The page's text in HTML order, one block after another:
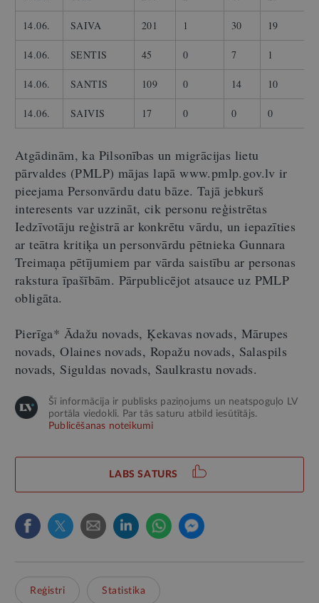
14.06. SAIVA 201 1 30 19
14.06. SENTIS 45 0 7 1
14.06. SANTIS 109 0 14 10
14.06. SAIVIS 17 0 0 0
Atgādinām, ka Pilsonības un migrācijas lietu
pārvaldes (PMLP) mājas lapā www.pmlp.gov.lv ir
pieejama Personvārdu datu bāze. Tajā jebkurš
interesents var uzzināt, cik personu reģistrētas
Iedzīvotāju reģistrā ar konkrētu vārdu, un iepazīties
ar teātra kritiķa un personvārdu pētnieka Gunnara
Treimaņa pētījumiem par vārda saistību ar personas
rakstura īpašībām. Pārpublicējot atsauce uz PMLP
obligāta.
Pierīga* Ādažu novads, Ķekavas novads, Mārupes
novads, Olaines novads, Ropažu novads, Salaspils
novads, Siguldas novads, Saulkrastu novads.
Šī informācija ir publisks paziņojums un neatspoguļo LV
portāla viedokli. Par tās saturu atbild iesūtītājs.
Publicēšanas noteikumi
LABS SATURS
Reģistri Statistika